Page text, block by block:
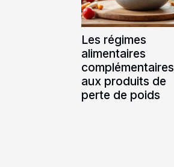
Les régimes
alimentaires
complémentaires
aux produits de
perte de poids